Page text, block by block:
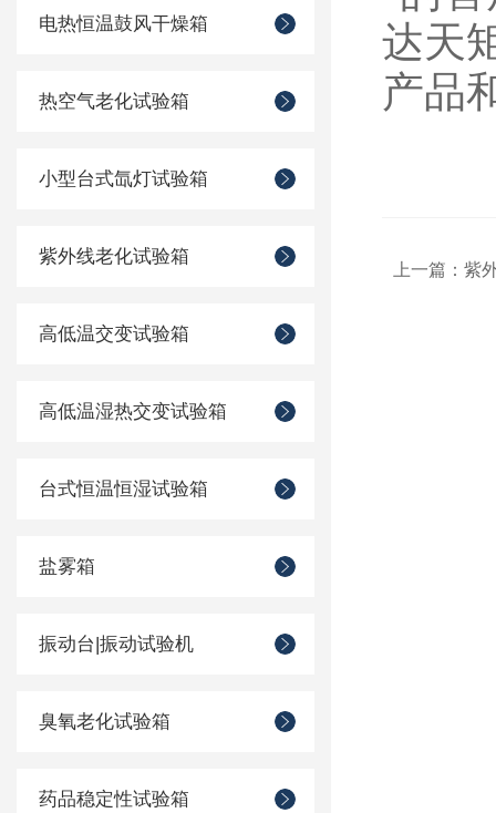
电热恒温鼓风干燥箱
热空气老化试验箱
小型台式氙灯试验箱
紫外线老化试验箱
高低温交变试验箱
高低温湿热交变试验箱
台式恒温恒湿试验箱
盐雾箱
振动台|振动试验机
臭氧老化试验箱
药品稳定性试验箱
达天
产品
上一篇： 紫